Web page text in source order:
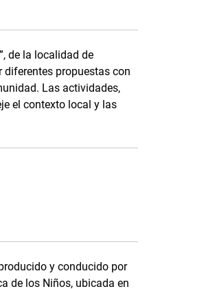
de la localidad de
diferentes propuestas con
Las actividades,
el contexto local y las
y conducido por
de los Niños, ubicada en